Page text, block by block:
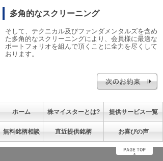
多角的なスクリーニング
そして、テクニカル及びファンダメンタルズを含め
た多角的なスクリーニングにより、会員様に最適な
ポートフォリオを組んで頂くことに全力を尽くして
おります。
ホーム 株マイスターとは? 提供サービス一覧
無料銘柄相談 直近提供銘柄 お喜びの声